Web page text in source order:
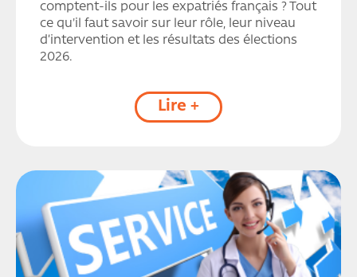
comptent-ils pour les expatriés français ? Tout
ce qu'il faut savoir sur leur rôle, leur niveau
d’intervention et les résultats des élections
2026.
Lire +